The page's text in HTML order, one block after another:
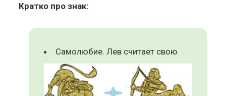
Кратко про знак:
Самолюбие. Лев считает свою